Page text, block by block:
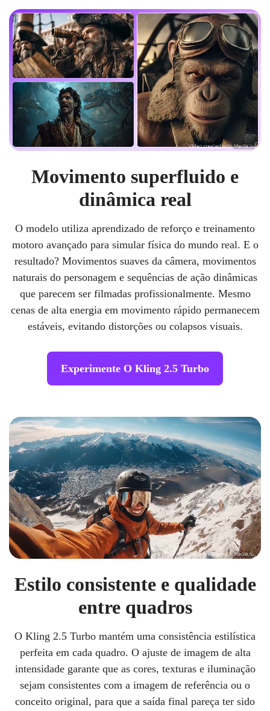
Movimento superfluido e
dinâmica real
O modelo utiliza aprendizado de reforço e treinamento
motoro avançado para simular física do mundo real. E o
resultado? Movimentos suaves da câmera, movimentos
naturais do personagem e sequências de ação dinâmicas
que parecem ser filmadas profissionalmente. Mesmo
cenas de alta energia em movimento rápido permanecem
estáveis, evitando distorções ou colapsos visuais.
Experimente O Kling 2.5 Turbo
Estilo consistente e qualidade
entre quadros
O Kling 2.5 Turbo mantém uma consistência estilística
perfeita em cada quadro. O ajuste de imagem de alta
intensidade garante que as cores, texturas e iluminação
sejam consistentes com a imagem de referência ou o
conceito original, para que a saída final pareça ter sido